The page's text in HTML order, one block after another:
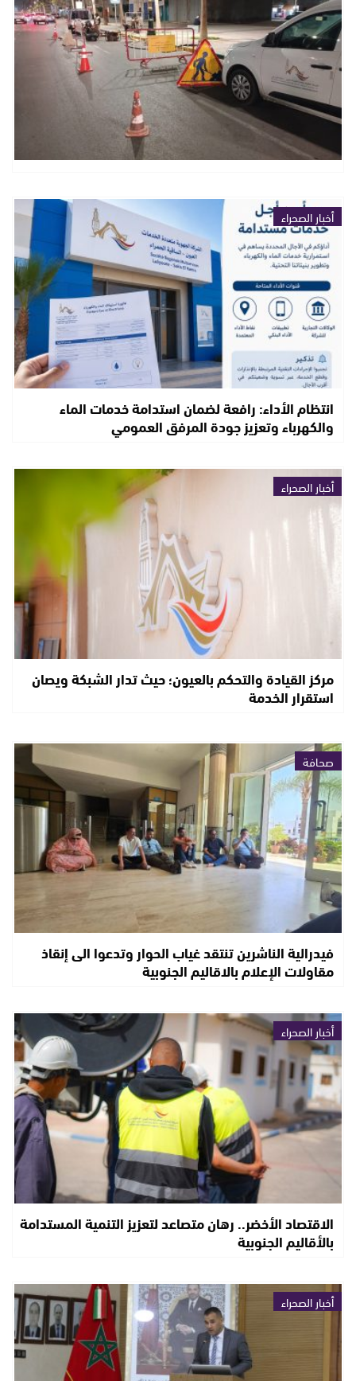
أخبار الصحراء
انتظام الأداء: رافعة لضمان استدامة خدمات الماء
والكهرباء وتعزيز جودة المرفق العمومي
أخبار الصحراء
مركز القيادة والتحكم بالعيون؛ حيث تدار الشبكة ويصان
استقرار الخدمة
صحافة
فيدرالية الناشرين تنتقد غياب الحوار وتدعوا الى إنقاذ
مقاولات الإعلام بالاقاليم الجنوبية
أخبار الصحراء
الاقتصاد الأخضر.. رهان متصاعد لتعزيز التنمية المستدامة
بالأقاليم الجنوبية
أخبار الصحراء